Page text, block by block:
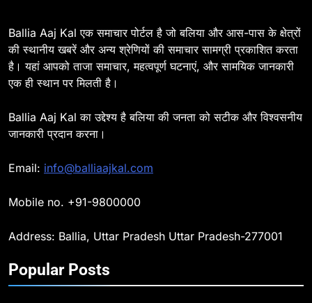
का संकल्प लेकर गूंजा बलिया, पुलिस
अधीक्षक ओमवीर सिंह ने दिलाई शपथ, दी
श्रद्धांजलि
BALLIA NATIONAL
Ballia : चितबड़ागांव से गोरखपुर, वाराणसी
और कानपुर के लिए बस सेवाओं का
बिहार विस चुनाव : सभी 90 हजार 712
NATIONAL POLITICS
12
Ballia Aaj Kal एक समाचार पोर्टल है जो बलिया और आस-पास के क्षेत्रों
की स्थानीय खबरें और अन्य श्रेणियों की समाचार सामग्री प्रकाशित करता
है। यहां आपको ताजा समाचार, महत्वपूर्ण घटनाएं, और सामयिक जानकारी
एक ही स्थान पर मिलती है।
Ballia Aaj Kal का उद्देश्य है बलिया की जनता को सटीक और विश्वसनीय
जानकारी प्रदान करना।
Email: info@balliaajkal.com
Mobile no. +91-9800000
Address: Ballia, Uttar Pradesh Uttar Pradesh-277001
Popular Posts